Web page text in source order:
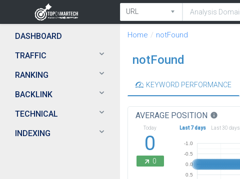
DASHBOARD
TRAFFIC
RANKING
BACKLINK
TECHNICAL
INDEXING
Home notFound
notFound
KEYWORD PERFORMANCE
AVERAGE POSITION info
Today
0
0
Last 7 days Last 30 days
-1.0
-0.5
0.0
0.5